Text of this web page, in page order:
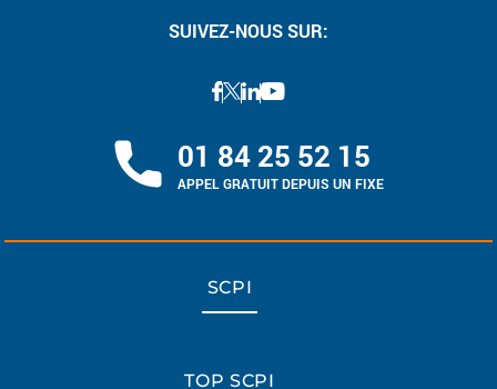
SUIVEZ-NOUS SUR:
01 84 25 52 15
APPEL GRATUIT DEPUIS UN FIXE
SCPI
TOP SCPI